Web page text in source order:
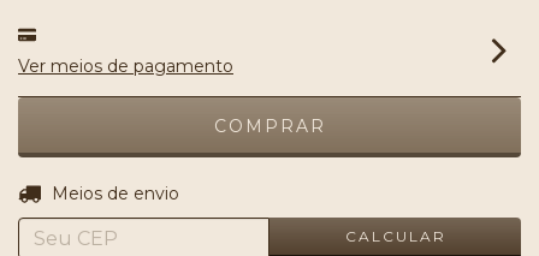
Ver meios de pagamento
Entregas para o CEP:
Meios de envio
CALCULAR